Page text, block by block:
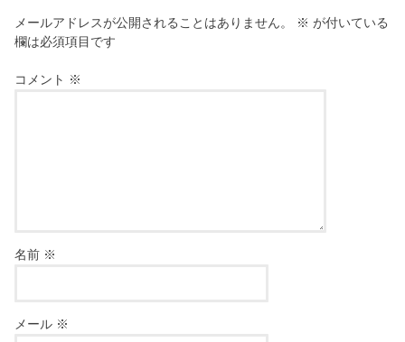
メールアドレスが公開されることはありません。 ※ が付いている
欄は必須項目です
コメント ※
名前 ※
メール ※